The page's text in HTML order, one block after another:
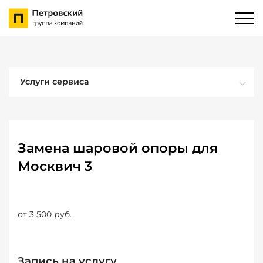
Услуги сервиса
Замена шаровой опоры для
Москвич 3
от 3 500 руб.